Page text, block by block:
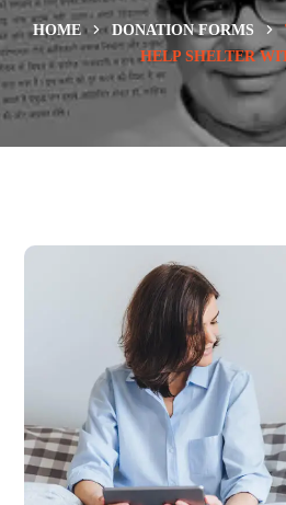
HOME DONATION FORMS
HELP SHELTER